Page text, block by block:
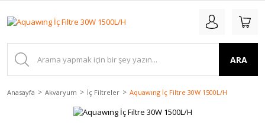
ARA
Anasayfa Akvaryum İç Filtreler Aquawıng İç Filtre 30W 1500L/H